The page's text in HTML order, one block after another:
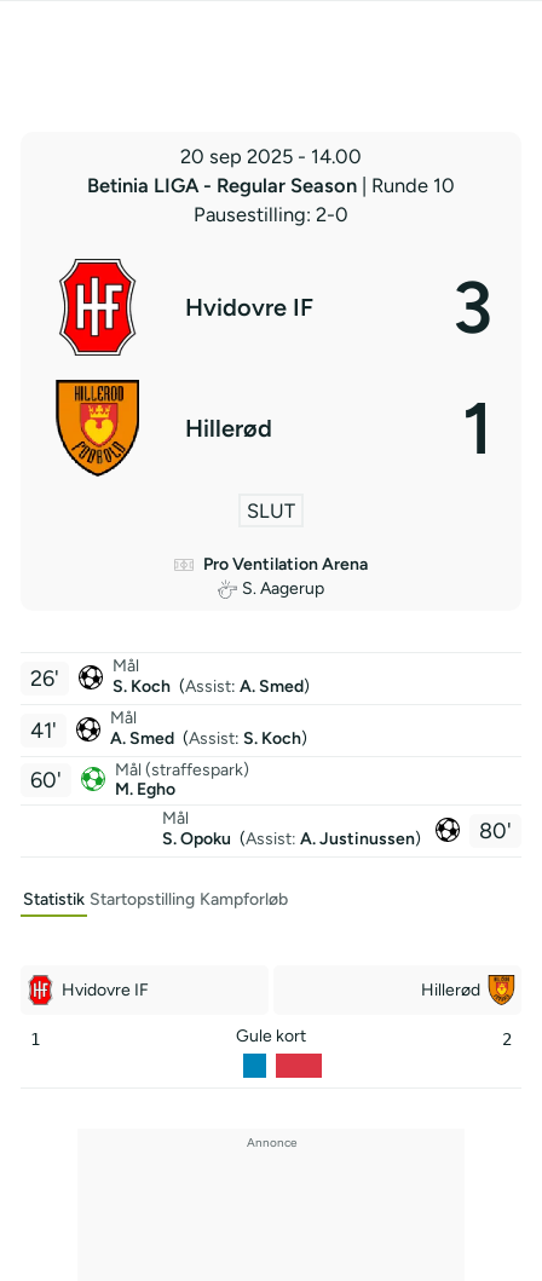
20 sep 2025 - 14.00
Betinia LIGA - Regular Season
| Runde 10
Pausestilling: 2-0
Hvidovre IF 3
Hillerød 1
SLUT
Pro Ventilation Arena
S. Aagerup
Mål
S. Koch (Assist: A. Smed)
26'
Mål
A. Smed (Assist: S. Koch)
41'
Mål (straffespark)
M. Egho
60'
80'
Mål
S. Opoku (Assist: A. Justinussen)
Statistik Startopstilling Kampforløb
Hvidovre IF Hillerød
1 Gule kort 2